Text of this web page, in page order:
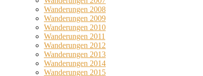
Wanderungen 2008
Wanderungen 2009
Wanderungen 2010
Wanderungen 2011
Wanderungen 2012
Wanderungen 2013
Wanderungen 2014
Wanderungen 2015